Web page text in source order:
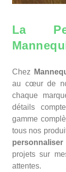
La
Chez
au cœur de
chaque
détails
gamme
tous nos
projets sur
attentes.